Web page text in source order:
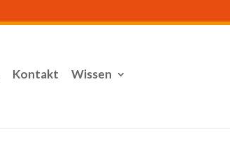
Kontakt Wissen